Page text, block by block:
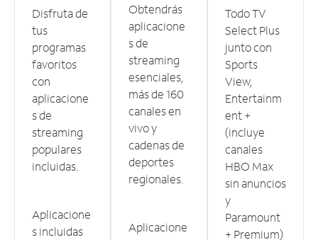
Disfruta de
tus
programas
favoritos
con
aplicacione
s de
streaming
populares
incluidas.
Aplicacione
s incluidas
Obtendrás
aplicacione
s de
streaming
esenciales,
más de 160
canales en
vivo y
cadenas de
deportes
regionales.
Aplicacione
Todo TV
Select Plus
junto con
Sports
View,
Entertainm
ent +
(incluye
canales
HBO Max
sin anuncios
y
Paramount
+ Premium)